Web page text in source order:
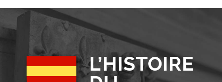
L’HISTOIRE